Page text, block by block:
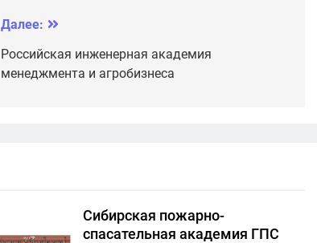
Далее:
Российская инженерная академия
менеджмента и агробизнеса
Сибирская пожарно-
спасательная академия ГПС